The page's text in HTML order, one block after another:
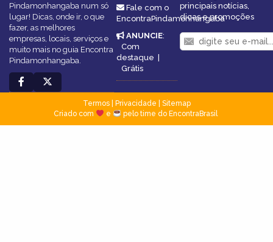
Pindamonhangaba num só
lugar! Dicas, onde ir, o que
fazer, as melhores
empresas, locais, serviços e
muito mais no guia Encontra
Pindamonhangaba.
Fale com o
EncontraPindamonhangaba
ANUNCIE:
Com
destaque |
Grátis
principais notícias,
dicas e promoções
Termos| Privacidade
Sitemap
Criado com
e pelo time do EncontraBrasil